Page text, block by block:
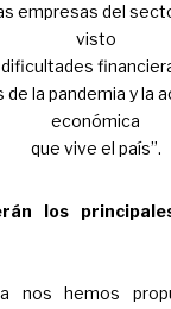
empresas del
visto
la pandemia y la
económica
que vive el país”.
los
nos hemos